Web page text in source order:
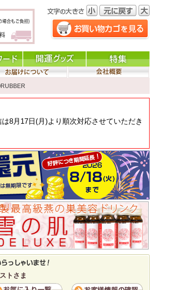
8月17日(月)より順次対応させていただき
トさま